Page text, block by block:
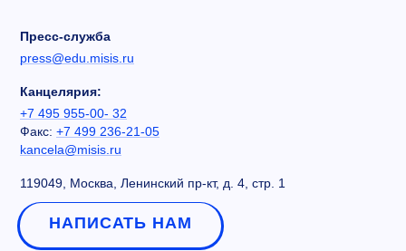
Пресс-служба
press@edu.misis.ru
Канцелярия:
+7 495 955-00- 32
Факс: +7 499 236-21-05
kancela@misis.ru
119049, Москва, Ленинский пр-кт, д. 4, стр. 1
НАПИСАТЬ НАМ